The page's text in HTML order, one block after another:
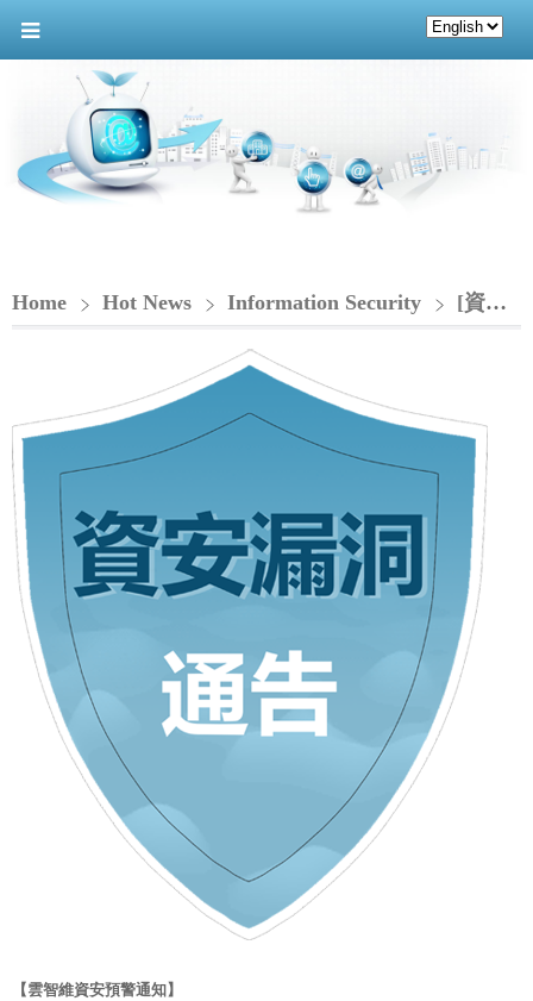
Home Hot News Information Security [資安漏洞通知-CIO]_QNAP NAS 存在權限提升漏洞
【雲智維資安預警通知】